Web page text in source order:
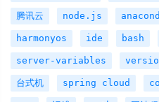
腾讯云 node.js
harmonyos ide bash
server-variables
台式机 spring cloud